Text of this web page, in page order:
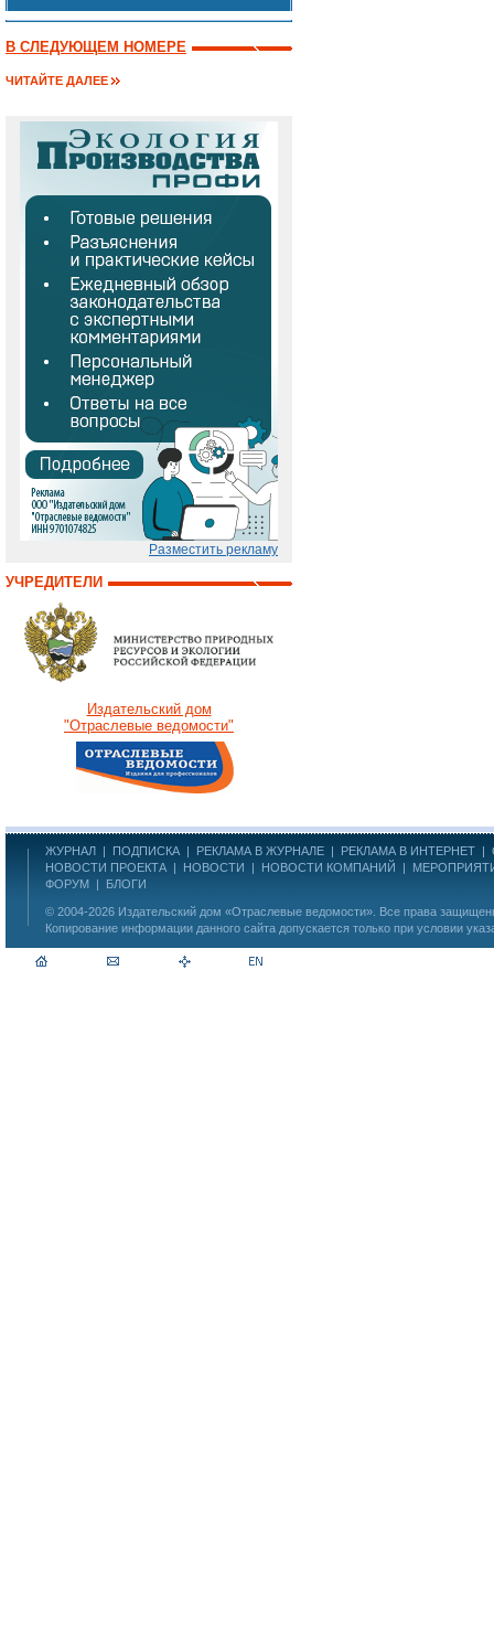
В СЛЕДУЮЩЕМ НОМЕРЕ
ЧИТАЙТЕ ДАЛЕЕ
Разместить рекламу
УЧРЕДИТЕЛИ
Издательский дом
"Отраслевые ведомости"
ЖУРНАЛ | ПОДПИСКА | РЕКЛАМА В ЖУРНАЛЕ | РЕКЛАМА В ИНТЕРНЕТ |
НОВОСТИ ПРОЕКТА | НОВОСТИ | НОВОСТИ КОМПАНИЙ |
ФОРУМ | БЛОГИ
© 2004-2026 Издательский дом «Отраслевые ведомости» . Все права
Копирование информации данного сайта допускается только при условии